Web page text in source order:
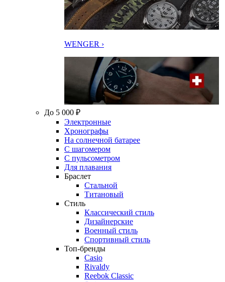
WENGER ›
До 5 000 ₽
Электронные
Хронографы
На солнечной батарее
С шагомером
С пульсометром
Для плавания
Браслет
Стальной
Титановый
Стиль
Классический стиль
Дизайнерские
Военный стиль
Спортивный стиль
Топ-бренды
Casio
Rivaldy
Reebok Classic